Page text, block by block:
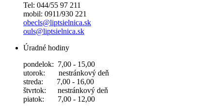
Tel: 044/55 97 211
mobil: 0911/930 221
obecls@liptsielnica.sk
ouls@liptsielnica.sk
Úradné hodiny
pondelok: 7,00 - 15,00
utorok: nestránkový deň
streda: 7,00 - 16,00
štvrtok: nestránkový deň
piatok: 7,00 - 12,00